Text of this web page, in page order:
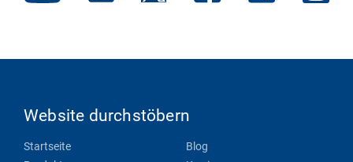
Website durchstöbern
Startseite
Blog